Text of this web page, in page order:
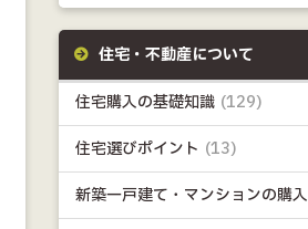
住宅・不動産について
住宅購入の基礎知識 (129)
住宅選びポイント (13)
新築一戸建て・マンションの購入